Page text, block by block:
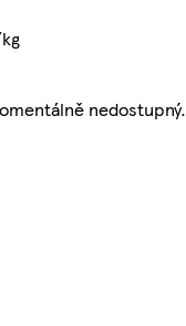
nedostupný.